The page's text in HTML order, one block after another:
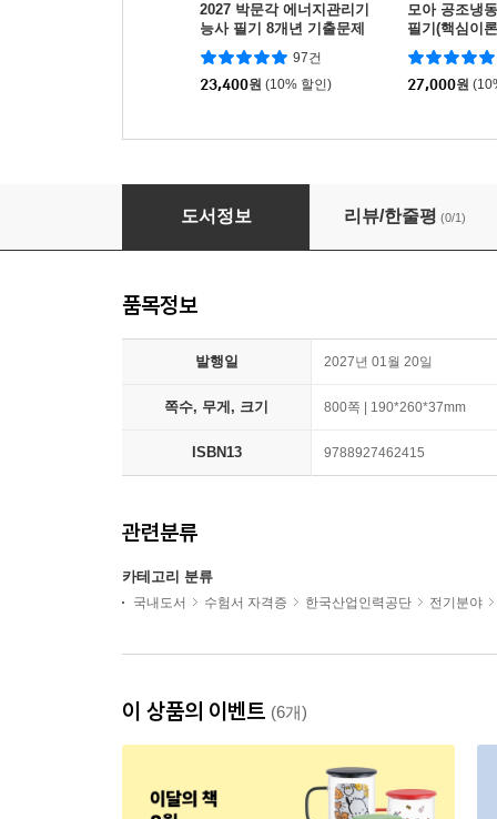
2027 박문각 에너지관리기
능사 필기 8개년 기출문제
집 + 무료특강
97건
23,400원 (10% 할인)
모아 공조냉
필기(핵심이
개년)
27,000원
2027 전기기능사 필기
도서정보 리뷰/한줄평 (0/1)
품목정보
발행일 2027년 01월 20일
쪽수, 무게, 크기 800쪽 | 190*260*37mm
ISBN13 9788927462415
관련분류
카테고리 분류
국내도서 수험서 자격증 한국산업인력공단 전기분야
이 상품의 이벤트 (6개)